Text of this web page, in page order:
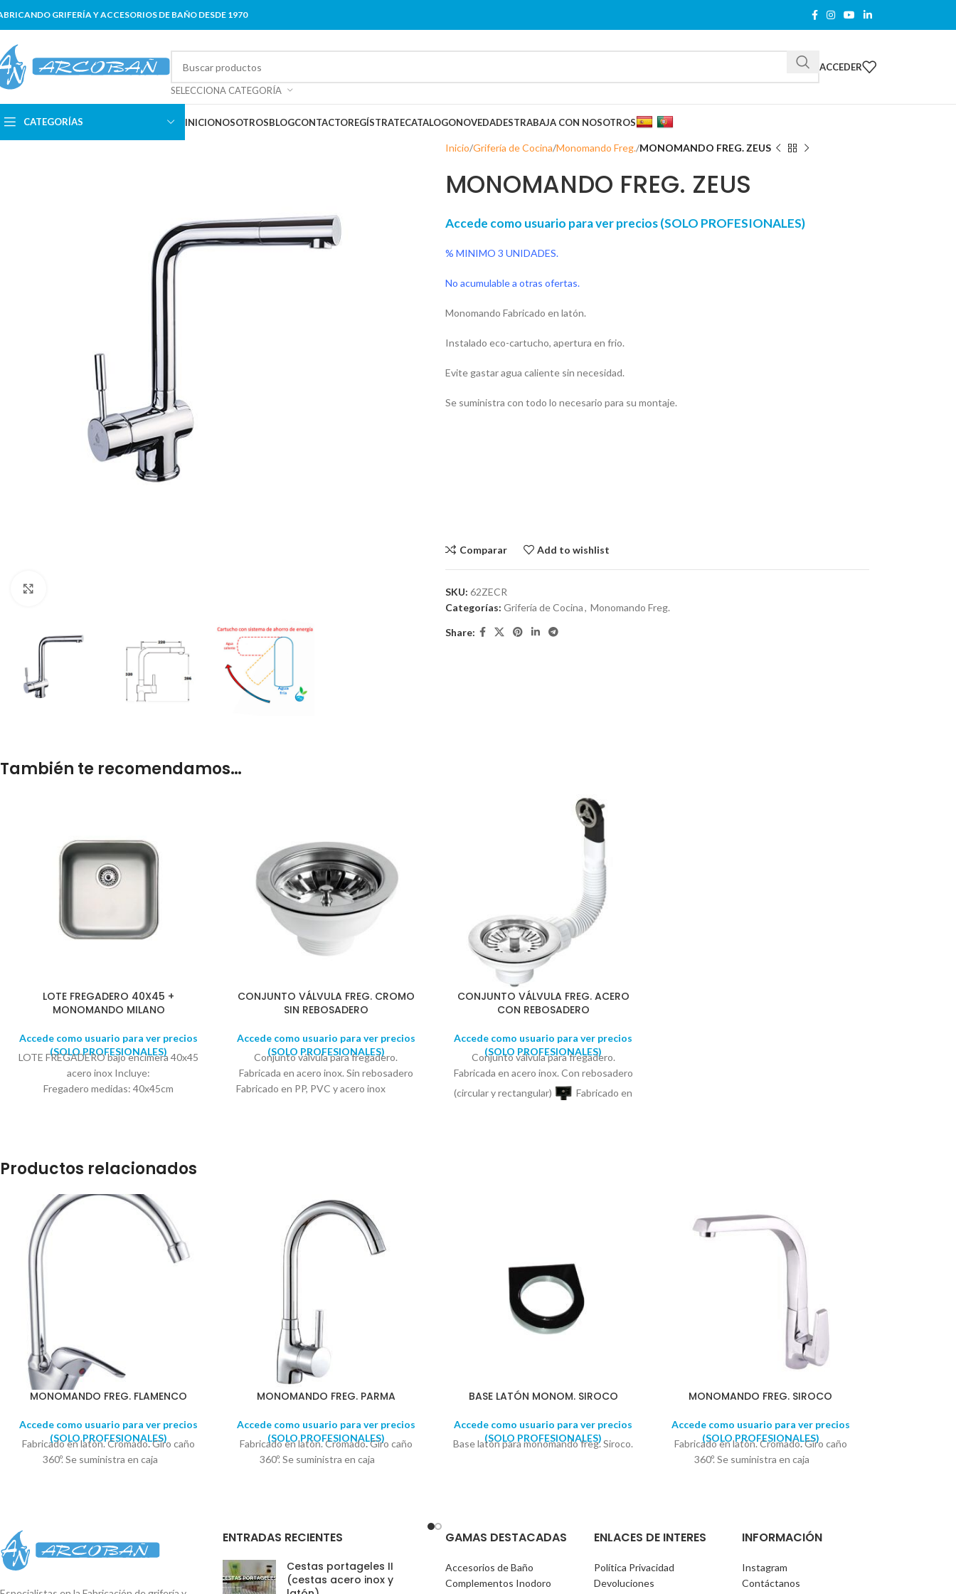
GRIFERÍA Y ACCESORIOS DE BAÑO DESDE 1970
SELECCIONA CATEGORÍA
ACCEDER
CATEGORÍAS INICIONOSOTROSBLOGCONTACTOREGÍSTRATECATALOGONOVEDADESTRABAJA CON NOSOTROS
Inicio Grifería de Cocina Monomando Freg. MONOMANDO FREG. ZEUS
MONOMANDO FREG. ZEUS
Accede como usuario para ver precios (SOLO PROFESIONALES)
% MINIMO 3 UNIDADES.
No acumulable a otras ofertas.
Monomando Fabricado en latón.
Instalado eco-cartucho, apertura en frio.
Evite gastar agua caliente sin necesidad.
Se suministra con todo lo necesario para su montaje.
Comparar Add to wishlist
SKU: 62ZECR
Categorías: Grifería de Cocina, Monomando Freg.
Share:
También te recomendamos…
LOTE FREGADERO 40X45 +
MONOMANDO MILANO
Accede como usuario para ver precios
(SOLO PROFESIONALES)
LOTE FREGADERO bajo encimera 40x45
acero inox Incluye:
Fregadero medidas: 40x45cm
Monomando freg. Milano acero inox
CONJUNTO VÁLVULA FREG. CROMO
SIN REBOSADERO
Accede como usuario para ver precios
(SOLO PROFESIONALES)
Conjunto válvula para fregadero.
Fabricada en acero inox. Sin rebosadero
Fabricado en PP, PVC y acero inox
CONJUNTO VÁLVULA FREG. ACERO
CON REBOSADERO
Accede como usuario para ver precios
(SOLO PROFESIONALES)
Conjunto válvula para fregadero.
Fabricada en acero inox. Con rebosadero
(circular y rectangular)
Fabricado en
Productos relacionados
MONOMANDO FREG. FLAMENCO
Accede como usuario para ver precios
(SOLO PROFESIONALES)
Fabricado en latón. Cromado.Giro caño
360º. Se suministra en caja
MONOMANDO FREG. PARMA
Accede como usuario para ver precios
(SOLO PROFESIONALES)
Fabricado en latón. Cromado.Giro caño
360º. Se suministra en caja
BASE LATÓN MONOM. SIROCO
Accede como usuario para ver precios
(SOLO PROFESIONALES)
Base latón para monomando freg. Siroco.
MONOMANDO FREG. SIROCO
Accede como usuario para ver precios
(SOLO PROFESIONALES)
Fabricado en latón. Cromado.Giro caño
360º. Se suministra en caja
ENTRADAS RECIENTES
Cestas portageles II
(cestas acero inox y
GAMAS DESTACADAS
Accesorios de Baño
Complementos Inodoro
ENLACES DE INTERES
Política Privacidad
Devoluciones
INFORMACIÓN
Instagram
Contáctanos